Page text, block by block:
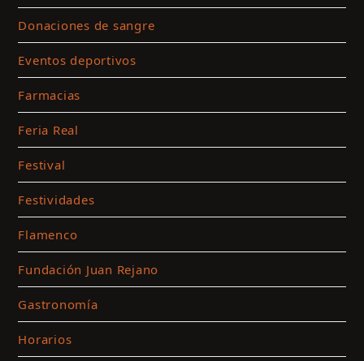
Donaciones de sangre
Eventos deportivos
Farmacias
Feria Real
Festival
Festividades
Flamenco
Fundación Juan Rejano
Gastronomía
Horarios